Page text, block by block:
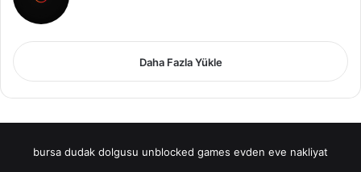
Daha Fazla Yükle
bursa dudak dolgusu unblocked games evden eve nakliyat